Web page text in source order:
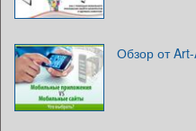
Обзор от